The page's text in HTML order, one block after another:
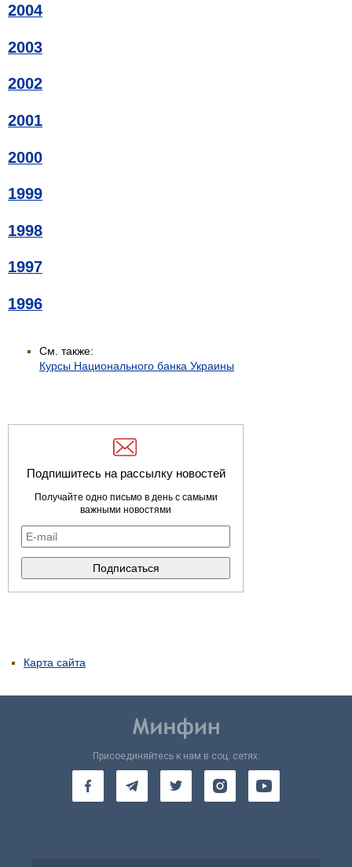
2004
2003
2002
2001
2000
1999
1998
1997
1996
См. также:
Курсы Национального банка Украины
Подпишитесь на рассылку новостей
Получайте одно письмо в день с самыми
важными новостями
Карта сайта
Присоединяйтесь к нам в соц. сетях: